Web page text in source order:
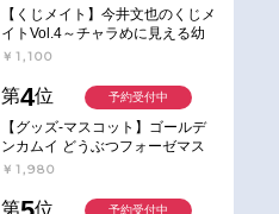
【くじメイト】今井文也のくじメ
イトVol.4～チャラめに見える幼
馴染、実は一途で独占欲が強いん
￥1,100
第4位
【グッズ-マスコット】ゴールデ
ンカムイ どうぶつフォーゼマス
コット 5.月島軍曹【再販】
￥1,980
予約受付中
第 位 予約受付中